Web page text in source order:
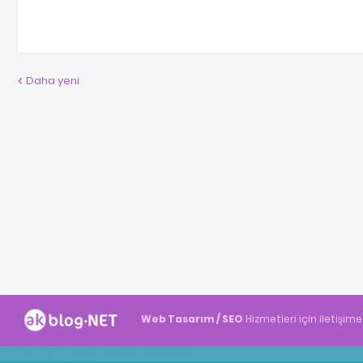
Daha yeni
Web Tasarım / SEO Hizmetleri için